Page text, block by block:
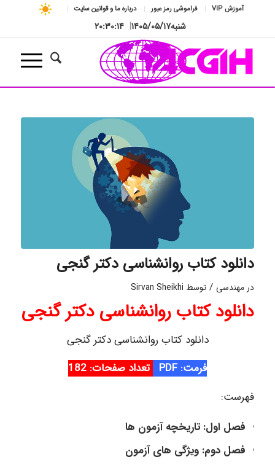
آموزش VIP فراموشی رمز عبور درباره ما و قوانین سایت
شنبه۱۴۰۵/۰۵/۱۷| ۲۰:۳۰:۱۵
دانلود کتاب روانشناسی دکتر گنجی
درمهندسی / توسط Sirvan Sheikhi
دانلود کتاب روانشناسی دکتر گنجی
دانلود کتاب روانشناسی دکتر گنجی
فرمت: PDF
تعداد صفحات: 182
فهرست:
فصل اول: تاریخچه آزمون ها
فصل دوم: ویژگی های آزمون